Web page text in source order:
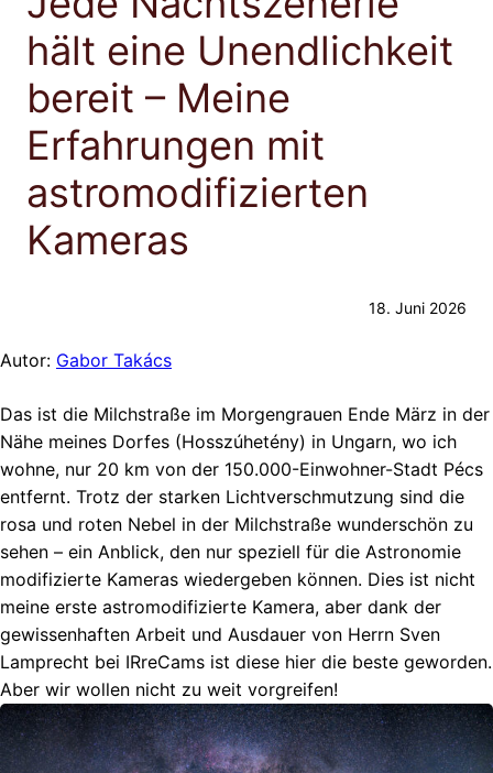
hält eine Unendlichkeit
bereit – Meine
Erfahrungen mit
astromodifizierten
Kameras
18. Juni 2026
Autor: Gabor Takács
Das ist die Milchstraße im Morgengrauen Ende März in der
Nähe meines Dorfes (Hosszúhetény) in Ungarn, wo ich
wohne, nur 20 km von der 150.000-Einwohner-Stadt Pécs
entfernt. Trotz der starken Lichtverschmutzung sind die
rosa und roten Nebel in der Milchstraße wunderschön zu
sehen – ein Anblick, den nur speziell für die Astronomie
modifizierte Kameras wiedergeben können. Dies ist nicht
meine erste astromodifizierte Kamera, aber dank der
gewissenhaften Arbeit und Ausdauer von Herrn Sven
Lamprecht bei IRreCams ist diese hier die beste geworden.
Aber wir wollen nicht zu weit vorgreifen!